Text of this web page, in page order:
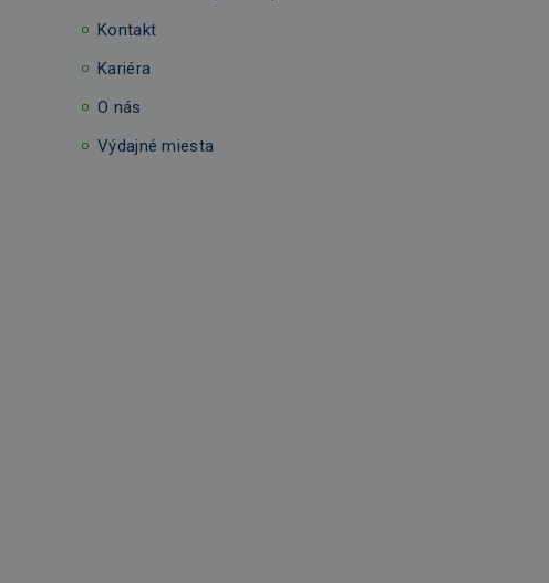
Kontakt
Kariéra
O nás
Výdajné miesta